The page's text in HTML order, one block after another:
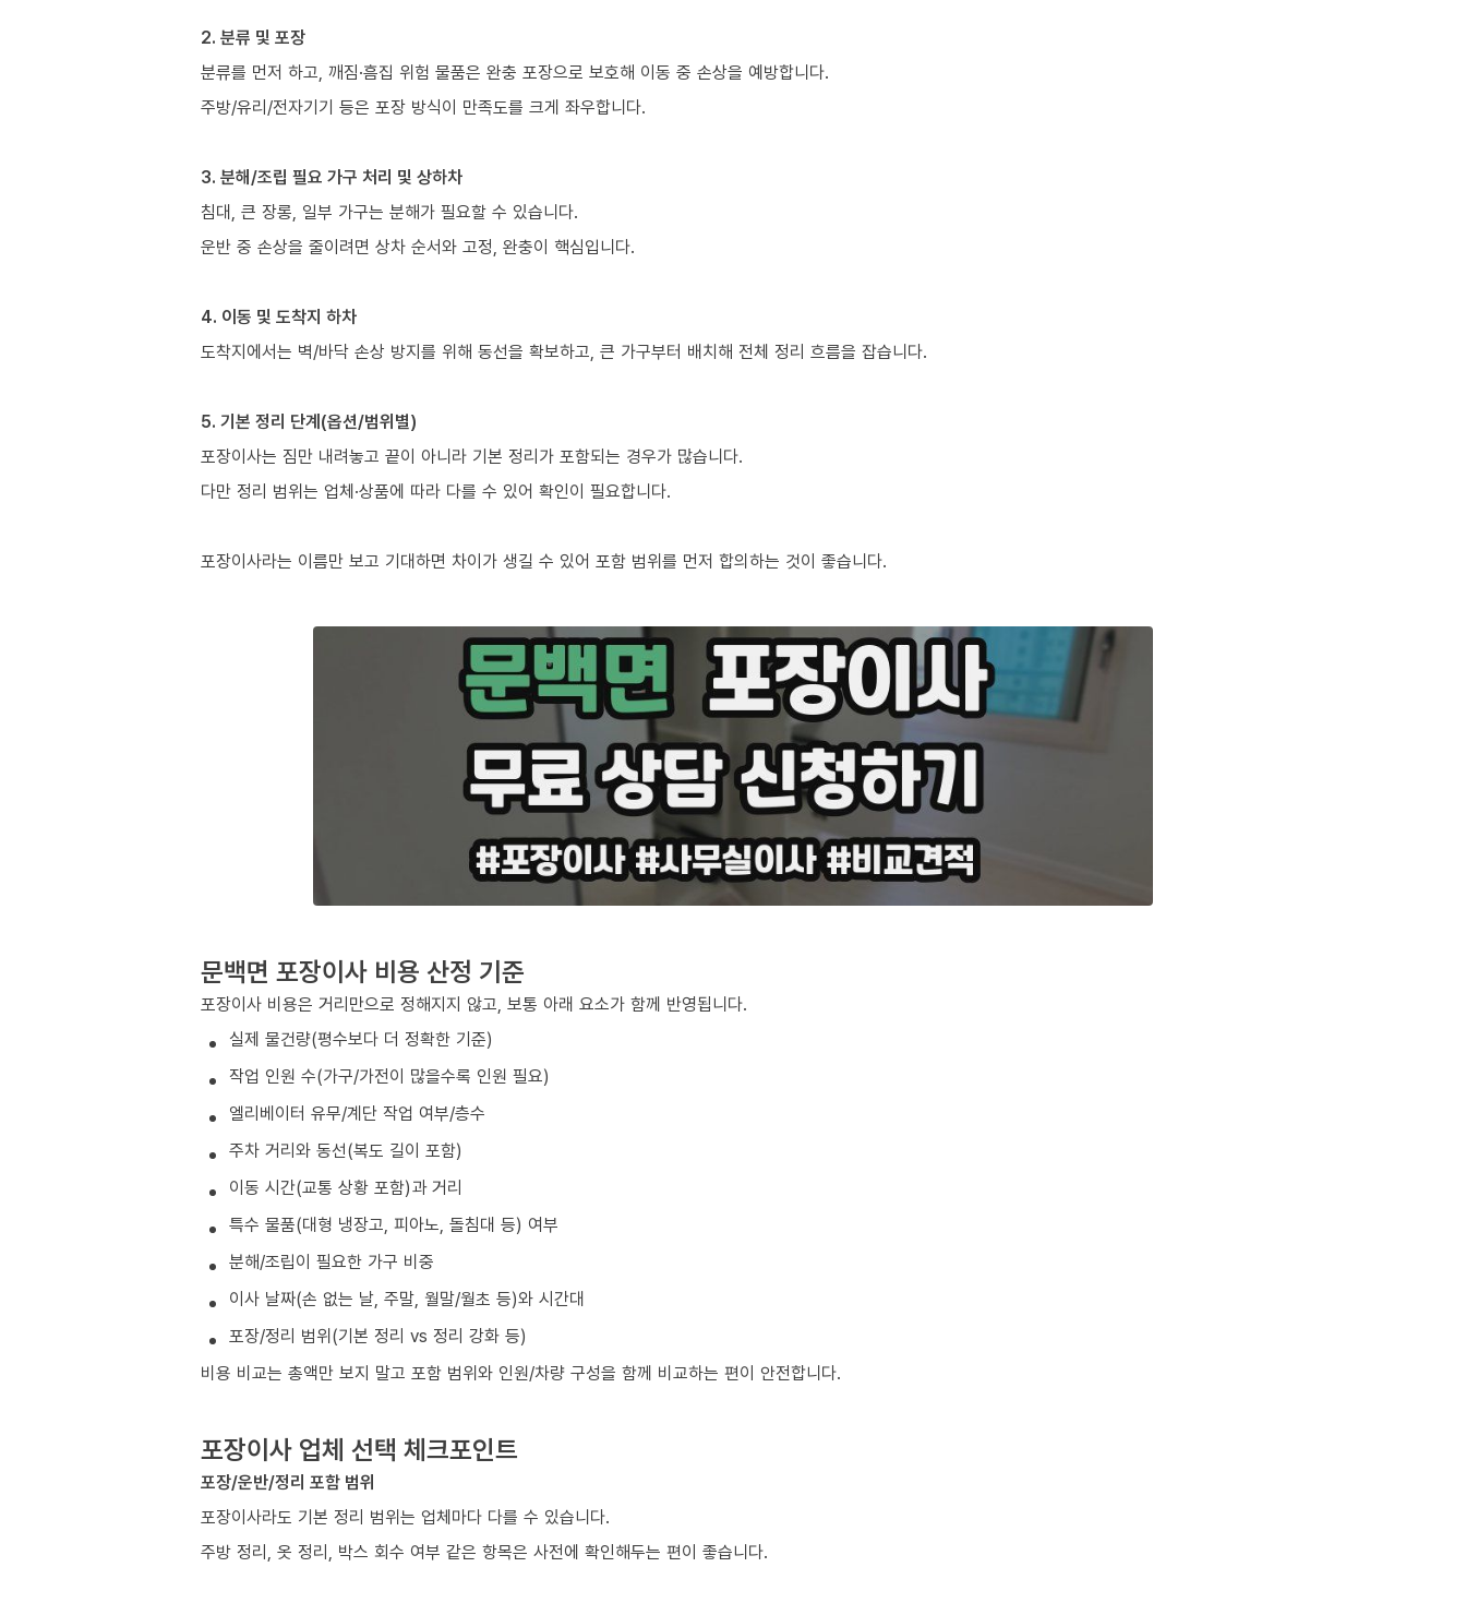
2. 분류 및 포장
분류를 먼저 하고, 깨짐·흠집 위험 물품은 완충 포장으로 보호해 이동 중 손상을 예방합니다.
주방/유리/전자기기 등은 포장 방식이 만족도를 크게 좌우합니다.
3. 분해/조립 필요 가구 처리 및 상하차
침대, 큰 장롱, 일부 가구는 분해가 필요할 수 있습니다.
운반 중 손상을 줄이려면 상차 순서와 고정, 완충이 핵심입니다.
4. 이동 및 도착지 하차
도착지에서는 벽/바닥 손상 방지를 위해 동선을 확보하고, 큰 가구부터 배치해 전체 정리 흐름을 잡습니다.
5. 기본 정리 단계(옵션/범위별)
포장이사는 짐만 내려놓고 끝이 아니라 기본 정리가 포함되는 경우가 많습니다.
다만 정리 범위는 업체·상품에 따라 다를 수 있어 확인이 필요합니다.
포장이사라는 이름만 보고 기대하면 차이가 생길 수 있어 포함 범위를 먼저 합의하는 것이 좋습니다.
문백면 포장이사 비용 산정 기준
포장이사 비용은 거리만으로 정해지지 않고, 보통 아래 요소가 함께 반영됩니다.
실제 물건량(평수보다 더 정확한 기준)
작업 인원 수(가구/가전이 많을수록 인원 필요)
엘리베이터 유무/계단 작업 여부/층수
주차 거리와 동선(복도 길이 포함)
이동 시간(교통 상황 포함)과 거리
특수 물품(대형 냉장고, 피아노, 돌침대 등) 여부
분해/조립이 필요한 가구 비중
이사 날짜(손 없는 날, 주말, 월말/월초 등)와 시간대
포장/정리 범위(기본 정리 vs 정리 강화 등)
비용 비교는 총액만 보지 말고 포함 범위와 인원/차량 구성을 함께 비교하는 편이 안전합니다.
포장이사 업체 선택 체크포인트
포장/운반/정리 포함 범위
포장이사라도 기본 정리 범위는 업체마다 다를 수 있습니다.
주방 정리, 옷 정리, 박스 회수 여부 같은 항목은 사전에 확인해두는 편이 좋습니다.